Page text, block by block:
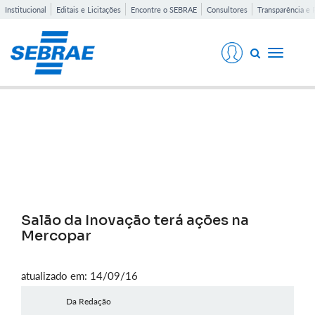
Institucional Editais e Licitações Encontre o SEBRAE Consultores Transparência e
Toggle
Salão da Inovação terá ações na
Mercopar
atualizado em: 14/09/16
Da Redação